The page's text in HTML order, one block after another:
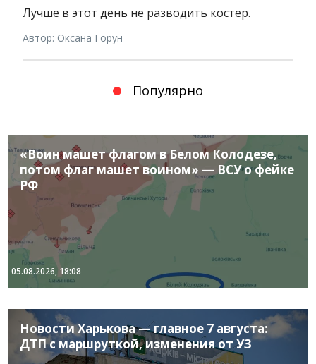
Лучше в этот день не разводить костер.
Автор: Оксана Горун
Популярно
«Воин машет флагом в Белом Колодезе,
потом флаг машет воином» — ВСУ о фейке
РФ
05.08.2026, 18:08
Новости Харькова — главное 7 августа:
ДТП с маршруткой, изменения от УЗ